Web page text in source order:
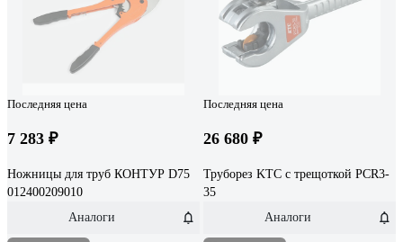
Последняя цена
7 283 ₽
Ножницы для труб КОНТУР D75
012400209010
Аналоги
Последняя цена
26 680 ₽
Труборез KTC с трещоткой PCR3-
35
Аналоги